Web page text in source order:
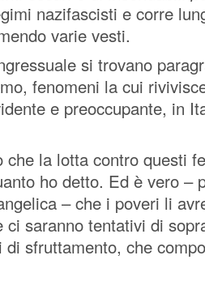
nazifascisti e corre
varie vesti.
si trovano
fenomeni la cui
e preoccupante, in
la lotta contro questi
ho detto. Ed è vero –
– che i poveri li
ci saranno tentativi di
sfruttamento, che